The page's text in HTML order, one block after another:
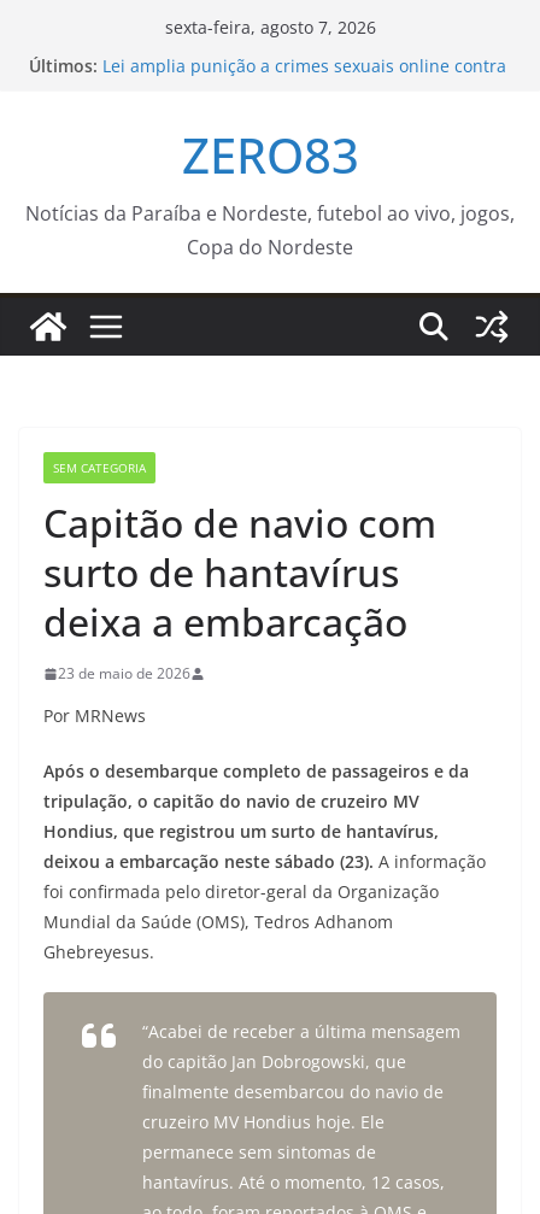
sexta-feira, agosto 7, 2026
Últimos: Lei amplia punição a crimes sexuais online contra
Prefeitura Estância Turística Guaratinguetá
Prefeitura recebe inscrições para o Cruzeirinho
Notícias
IFSP cria grupo de trabalho para revisar resolução
sobre atribuições docentes – IFSP
ZERO83
Notícias da Paraíba e Nordeste, futebol ao vivo, jogos,
Copa do Nordeste
SEM CATEGORIA
Capitão de navio com
surto de hantavírus
deixa a embarcação
23 de maio de 2026
Por MRNews
Após o desembarque completo de passageiros e da
tripulação, o capitão do navio de cruzeiro MV
Hondius, que registrou um surto de hantavírus,
deixou a embarcação neste sábado (23). A informação
foi confirmada pelo diretor-geral da Organização
Mundial da Saúde (OMS), Tedros Adhanom
Ghebreyesus.
“Acabei de receber a última mensagem
do capitão Jan Dobrogowski, que
finalmente desembarcou do navio de
cruzeiro MV Hondius hoje. Ele
permanece sem sintomas de
hantavírus. Até o momento, 12 casos,